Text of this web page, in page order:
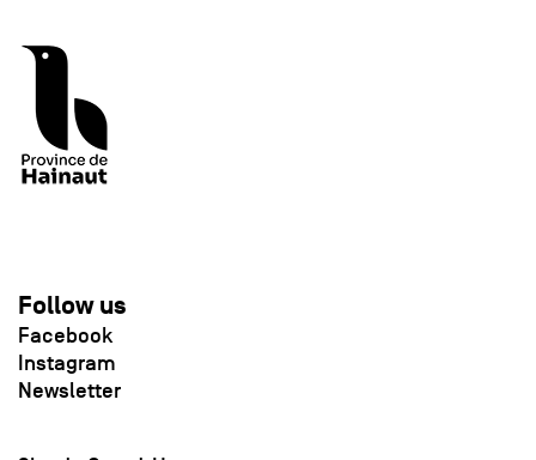
Follow us
Facebook
Instagram
Newsletter